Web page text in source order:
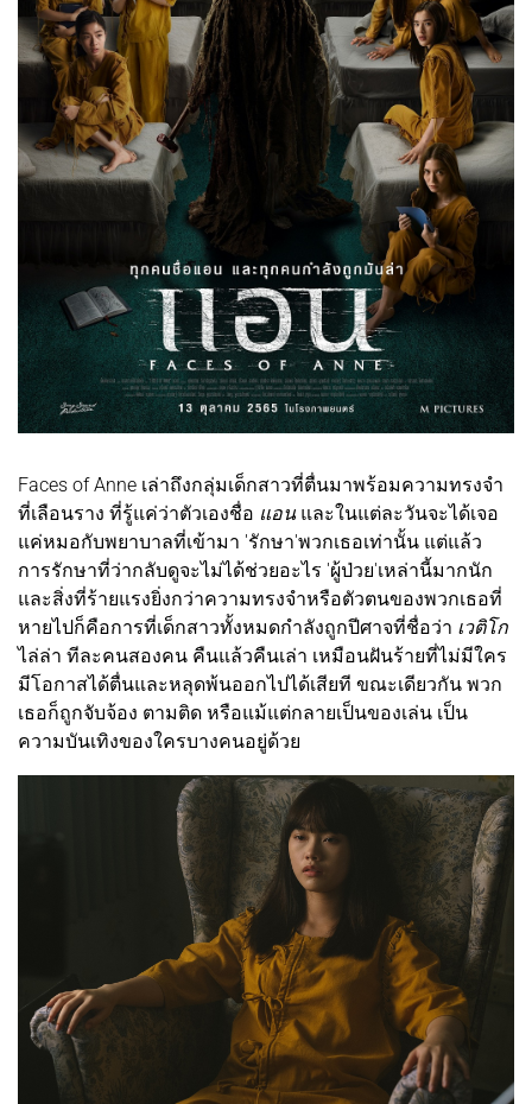
Faces of Anne เล่าถึงกลุ่มเด็กสาวที่ตื่นมาพร้อมความทรงจำ
ที่เลือนราง ที่รู้แค่ว่าตัวเองชื่อ แอน และในแต่ละวันจะได้เจอ
แค่หมอกับพยาบาลที่เข้ามา 'รักษา'พวกเธอเท่านั้น แต่แล้ว
การรักษาที่ว่ากลับดูจะไม่ได้ช่วยอะไร 'ผู้ป่วย'เหล่านี้มากนัก
และสิ่งที่ร้ายแรงยิ่งกว่าความทรงจำหรือตัวตนของพวกเธอที่
หายไปก็คือการที่เด็กสาวทั้งหมดกำลังถูกปีศาจที่ชื่อว่า เวติโก
ไล่ล่า ทีละคนสองคน คืนแล้วคืนเล่า เหมือนฝันร้ายที่ไม่มีใคร
มีโอกาสได้ตื่นและหลุดพ้นออกไปได้เสียที ขณะเดียวกัน พวก
เธอก็ถูกจับจ้อง ตามติด หรือแม้แต่กลายเป็นของเล่น เป็น
ความบันเทิงของใครบางคนอยู่ด้วย